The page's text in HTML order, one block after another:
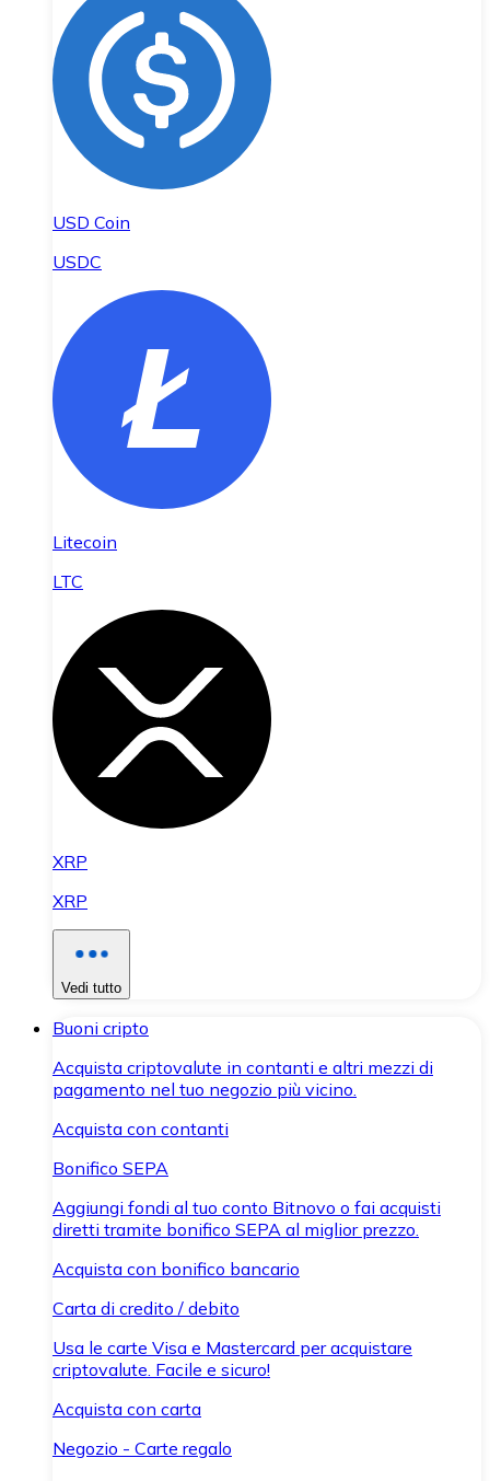
USD Coin
USDC
Litecoin
LTC
XRP
XRP
Vedi tutto
Buoni cripto
Acquista criptovalute in contanti e altri mezzi di
pagamento nel tuo negozio più vicino.
Acquista con contanti
Bonifico SEPA
Aggiungi fondi al tuo conto Bitnovo o fai acquisti
diretti tramite bonifico SEPA al miglior prezzo.
Acquista con bonifico bancario
Carta di credito / debito
Usa le carte Visa e Mastercard per acquistare
criptovalute. Facile e sicuro!
Acquista con carta
Negozio - Carte regalo